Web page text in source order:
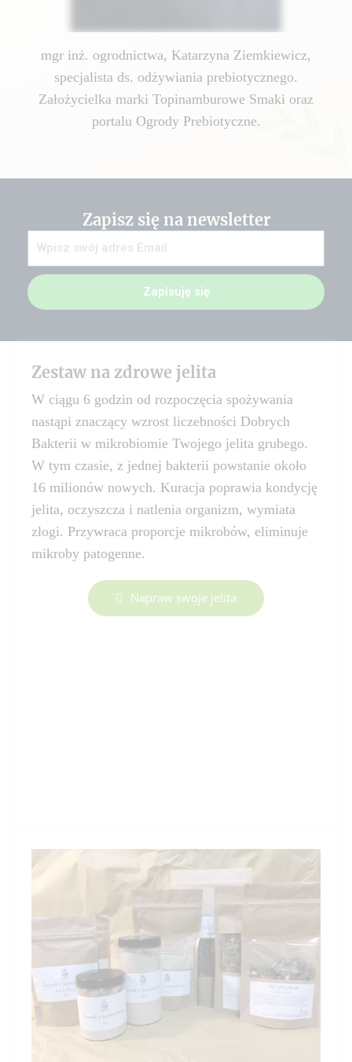
mgr inż. ogrodnictwa, Katarzyna Ziemkiewicz,
specjalista ds. odżywiania prebiotycznego.
Założycielka marki Topinamburowe Smaki oraz
portalu Ogrody Prebiotyczne.
Zapisz się na newsletter
Zapisuję się
Zestaw na zdrowe jelita
W ciągu 6 godzin od rozpoczęcia spożywania
nastąpi znaczący wzrost liczebności Dobrych
Bakterii w mikrobiomie Twojego jelita grubego.
W tym czasie, z jednej bakterii powstanie około
16 milionów nowych. Kuracja poprawia kondycję
jelita, oczyszcza i natlenia organizm, wymiata
złogi. Przywraca proporcje mikrobów, eliminuje
mikroby patogenne.
Napraw swoje jelita